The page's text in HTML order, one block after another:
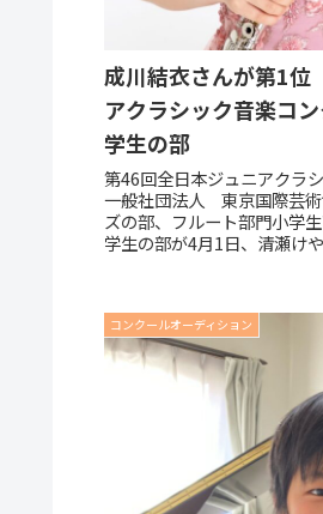
成川結衣さんが第1
アクラシック音楽コ
学生の部
第46回全日本ジュニアクラ
一般社団法人 東京国際芸
ズの部、フルート部門小学
学生の部が4月1日、清瀬け
コンクールオーディション